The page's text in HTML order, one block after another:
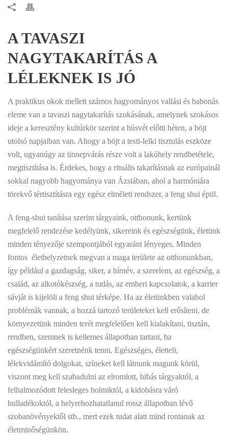
A TAVASZI
NAGYTAKARÍTÁS A
LÉLEKNEK IS JÓ
A praktikus okok mellett számos hagyományos vallási és babonás
eleme van a tavaszi nagytakarítás szokásának, amelynek szokásos
ideje a keresztény kultúrkör szerint a húsvét előtti héten, a böjt
utolsó napjaiban van. Ahogy a böjt a testi-lelki tisztulás eszköze
volt, ugyanúgy az ünnepvárás része volt a lakóhely rendbetétele,
megtisztítása is. Érdekes, hogy a rituális takarításnak az európainál
sokkal nagyobb hagyománya van Ázsiában, ahol a harmóniára
törekvő tértisztításra egy egész elméleti rendszer, a feng shui épül.
A feng-shui tanítása szerint tárgyaink, otthonunk, kertünk
megfelelő rendezése kedélyünk, sikereink és egészségünk, életünk
minden tényezője szempontjából egyaránt lényeges. Minden
fontos élethelyzetnek megvan a maga területe az otthonunkban,
így például a gazdagság, siker, a hírnév, a szerelem, az egészség, a
család, az alkotókészség, a tudás, az emberi kapcsolatok, a karrier
sávját is kijelöli a feng shui térképe. Ha az életünkben valahol
problémák vannak, a hozzá tartozó területeket kell erősíteni, de
környezetünk minden terét megfelelően kell kialakítani, tisztán,
rendben, szemnek is kellemes állapotban tartani, ha
egészségünkért szeretnénk tenni. Egészséges, életteli,
lélekvidámító dolgokat, színeket kell látnunk magunk körül,
viszont meg kell szabadulni az elromlott, hibás tárgyaktól, a
felhalmozódott felesleges holmiktól, a kidobásra váró
hulladékoktól, a helyrehozhatatlanul rossz állapotban lévő
szobanövényektől stb., mert ezek tudat alatt mind rontanak az
életminőségünkön.